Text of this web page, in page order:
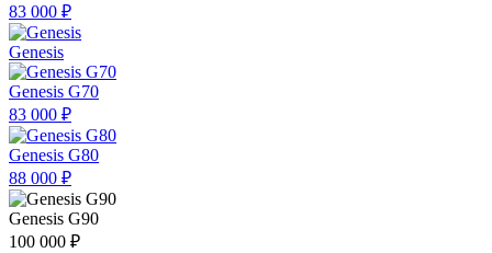
83 000 ₽
Genesis
Genesis G70
83 000 ₽
Genesis G80
88 000 ₽
Genesis G90
100 000 ₽